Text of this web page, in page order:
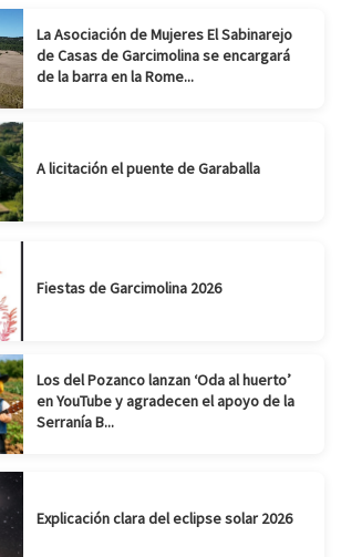
La Asociación de Mujeres El Sabinarejo
de Casas de Garcimolina se encargará
de la barra en la Rome...
A licitación el puente de Garaballa
Fiestas de Garcimolina 2026
Los del Pozanco lanzan ‘Oda al huerto’
en YouTube y agradecen el apoyo de la
Serranía B...
Explicación clara del eclipse solar 2026